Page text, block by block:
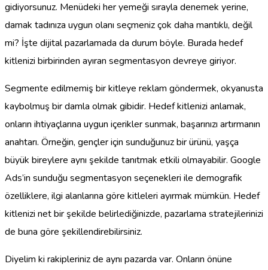
gidiyorsunuz. Menüdeki her yemeği sırayla denemek yerine,
damak tadınıza uygun olanı seçmeniz çok daha mantıklı, değil
mi? İşte dijital pazarlamada da durum böyle. Burada hedef
kitlenizi birbirinden ayıran segmentasyon devreye giriyor.
Segmente edilmemiş bir kitleye reklam göndermek, okyanusta
kaybolmuş bir damla olmak gibidir. Hedef kitlenizi anlamak,
onların ihtiyaçlarına uygun içerikler sunmak, başarınızı artırmanın
anahtarı. Örneğin, gençler için sunduğunuz bir ürünü, yaşça
büyük bireylere aynı şekilde tanıtmak etkili olmayabilir. Google
Ads’in sunduğu segmentasyon seçenekleri ile demografik
özelliklere, ilgi alanlarına göre kitleleri ayırmak mümkün. Hedef
kitlenizi net bir şekilde belirlediğinizde, pazarlama stratejilerinizi
de buna göre şekillendirebilirsiniz.
Diyelim ki rakipleriniz de aynı pazarda var. Onların önüne